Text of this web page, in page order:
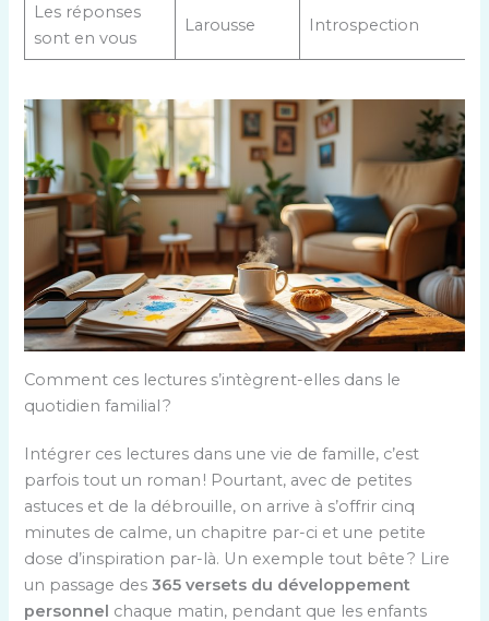
Les réponses
sont en vous
Larousse Introspection
Comment ces lectures s’intègrent-elles dans le
quotidien familial ?
Intégrer ces lectures dans une vie de famille, c’est
parfois tout un roman ! Pourtant, avec de petites
astuces et de la débrouille, on arrive à s’offrir cinq
minutes de calme, un chapitre par-ci et une petite
dose d’inspiration par-là. Un exemple tout bête ? Lire
un passage des365 versets du développement
personnel chaque matin, pendant que les enfants